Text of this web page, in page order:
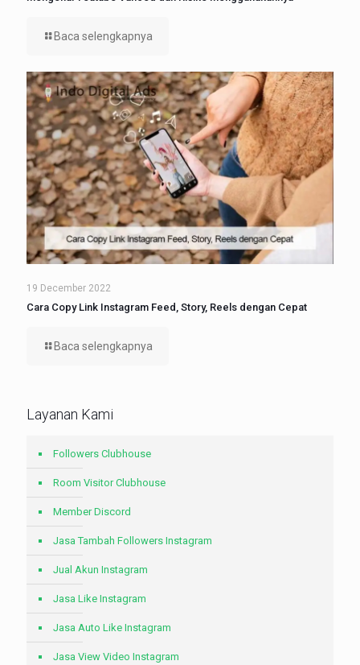
Baca selengkapnya
19 December 2022
Cara Copy Link Instagram Feed, Story, Reels dengan Cepat
Baca selengkapnya
Layanan Kami
Followers Clubhouse
Room Visitor Clubhouse
Member Discord
Jasa Tambah Followers Instagram
Jual Akun Instagram
Jasa Like Instagram
Jasa Auto Like Instagram
Jasa View Video Instagram